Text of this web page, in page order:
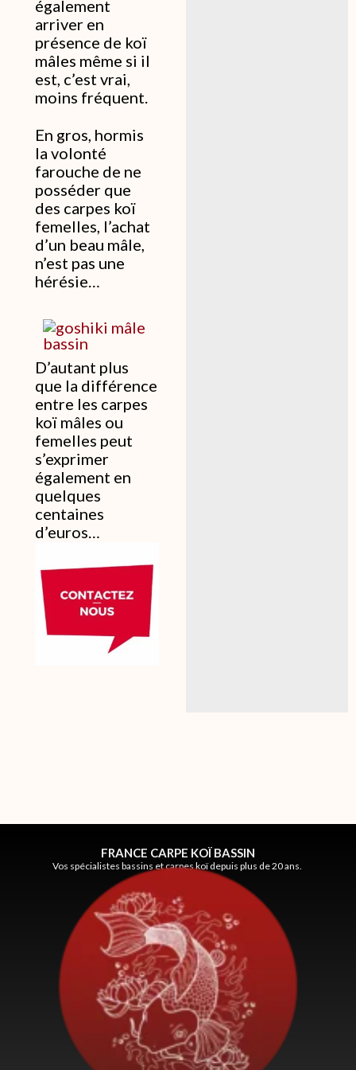
également
arriver en
présence de koï
mâles même si il
est, c’est vrai,
moins fréquent.
En gros, hormis
la volonté
farouche de ne
posséder que
des carpes koï
femelles, l’achat
d’un beau mâle,
n’est pas une
hérésie…
D’autant plus
que la différence
entre les carpes
koï mâles ou
femelles peut
s’exprimer
également en
quelques
centaines
d’euros…
FRANCE CARPE KOÏ BASSIN
Vos spécialistes bassins et carpes koï depuis plus de 20 ans.